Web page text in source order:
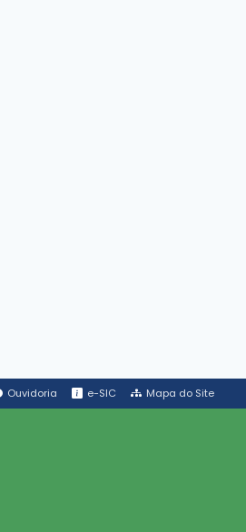
Ouvidoria e-SIC Mapa do Site